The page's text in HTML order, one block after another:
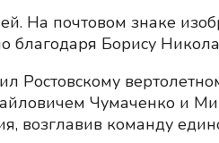
На почтовом знаке
благодаря Борису
Ростовскому
Чумаченко и
возглавив команду